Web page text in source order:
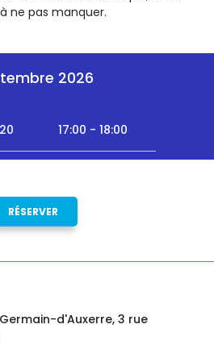
ne pas manquer.
2026
17:00 - 18:00
RÉSERVER
d'Auxerre, 3 rue